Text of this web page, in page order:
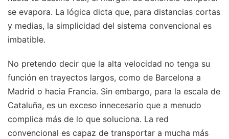
se evapora. La lógica dicta que, para distancias cortas
y medias, la simplicidad del sistema convencional es
imbatible.
No pretendo decir que la alta velocidad no tenga su
función en trayectos largos, como de Barcelona a
Madrid o hacia Francia. Sin embargo, para la escala de
Cataluña, es un exceso innecesario que a menudo
complica más de lo que soluciona. La red
convencional es capaz de transportar a mucha más